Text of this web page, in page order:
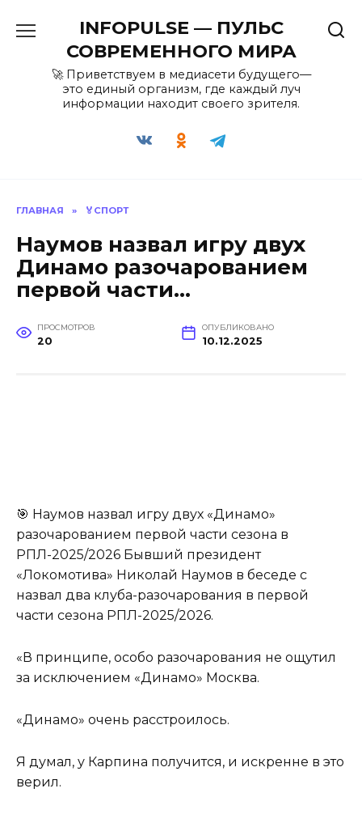
содержанию
INFOPULSE — ПУЛЬС
СОВРЕМЕННОГО МИРА
🚀 Приветствуем в медиасети будущего—
это единый организм, где каждый луч
информации находит своего зрителя.
ГЛАВНАЯ » 🏅СПОРТ
Наумов назвал игру двух
Динамо разочарованием
первой части…
ПРОСМОТРОВ
20
ОПУБЛИКОВАНО
10.12.2025
🎯 Наумов назвал игру двух «Динамо»
разочарованием первой части сезона в
РПЛ-2025/2026 Бывший президент
«Локомотива» Николай Наумов в беседе с
назвал два клуба-разочарования в первой
части сезона РПЛ-2025/2026.
«В принципе, особо разочарования не ощутил
за исключением «Динамо» Москва.
«Динамо» очень расстроилось.
Я думал, у Карпина получится, и искренне в это
верил.